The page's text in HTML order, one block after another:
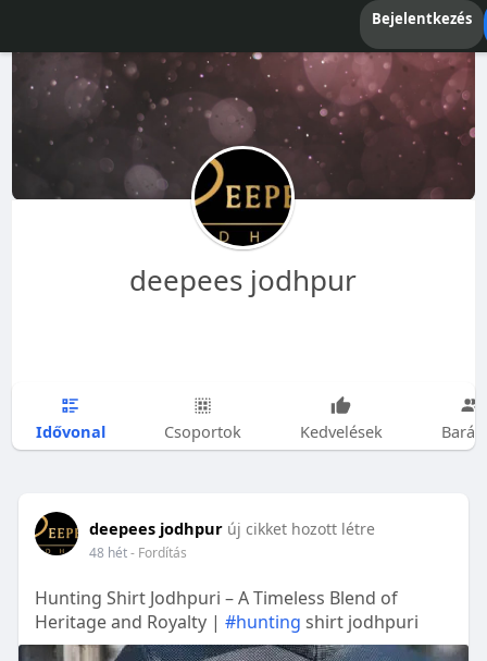
Bejelentkezés
deepees jodhpur
Idővonal Csoportok Kedvelések
deepees jodhpur új cikket hozott létre
48 hét- Fordítás
Hunting Shirt Jodhpuri – A Timeless Blend of
Heritage and Royalty | #hunting shirt jodhpuri